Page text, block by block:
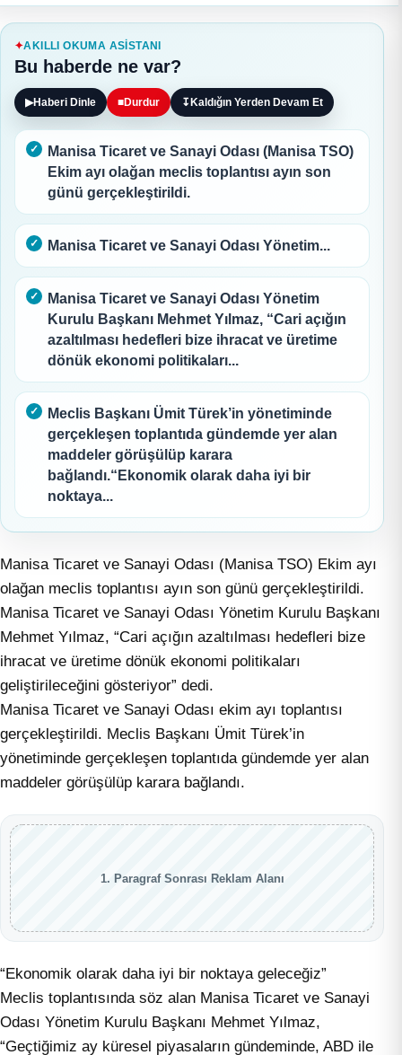
AKILLI OKUMA ASISTANI
Bu haberde ne var?
▶Haberi Dinle ■Durdur ↧ Kaldığın Yerden Devam Et
Manisa Ticaret ve Sanayi Odası (Manisa TSO)
Ekim ayı olağan meclis toplantısı ayın son
günü gerçekleştirildi.
Manisa Ticaret ve Sanayi Odası Yönetim...
Manisa Ticaret ve Sanayi Odası Yönetim
Kurulu Başkanı Mehmet Yılmaz, “Cari açığın
azaltılması hedefleri bize ihracat ve üretime
dönük ekonomi politikaları...
Meclis Başkanı Ümit Türek’in yönetiminde
gerçekleşen toplantıda gündemde yer alan
maddeler görüşülüp karara
bağlandı.“Ekonomik olarak daha iyi bir
noktaya...
Manisa Ticaret ve Sanayi Odası (Manisa TSO) Ekim ayı
olağan meclis toplantısı ayın son günü gerçekleştirildi.
Manisa Ticaret ve Sanayi Odası Yönetim Kurulu Başkanı
Mehmet Yılmaz, “Cari açığın azaltılması hedefleri bize
ihracat ve üretime dönük ekonomi politikaları
geliştirileceğini gösteriyor” dedi.
Manisa Ticaret ve Sanayi Odası ekim ayı toplantısı
gerçekleştirildi. Meclis Başkanı Ümit Türek’in
yönetiminde gerçekleşen toplantıda gündemde yer alan
maddeler görüşülüp karara bağlandı.
1. Paragraf Sonrası Reklam Alanı
“Ekonomik olarak daha iyi bir noktaya geleceğiz”
Meclis toplantısında söz alan Manisa Ticaret ve Sanayi
Odası Yönetim Kurulu Başkanı Mehmet Yılmaz,
“Geçtiğimiz ay küresel piyasaların gündeminde, ABD ile